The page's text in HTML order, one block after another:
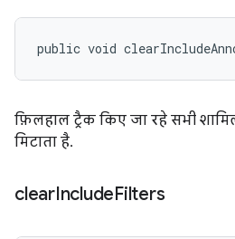
public void
फ़िलहाल ट्रैक किए जा रहे सभी
मिटाता है.
clearIncludeFilters